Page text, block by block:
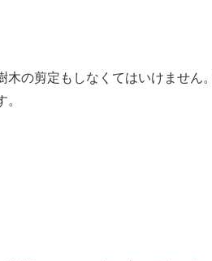
木の剪定もしなくてはいけません